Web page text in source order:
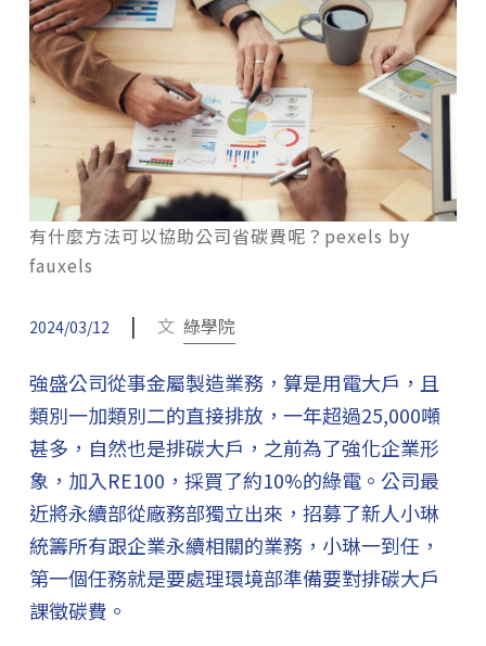
有什麼方法可以協助公司省碳費呢？pexels by
fauxels
2024/03/12 | 文 綠學院
強盛公司從事金屬製造業務，算是用電大戶，且
類別一加類別二的直接排放，一年超過25,000噸
甚多，自然也是排碳大戶，之前為了強化企業形
象，加入RE100，採買了約10%的綠電。公司最
近將永續部從廠務部獨立出來，招募了新人小琳
統籌所有跟企業永續相關的業務，小琳一到任，
第一個任務就是要處理環境部準備要對排碳大戶
課徵碳費。